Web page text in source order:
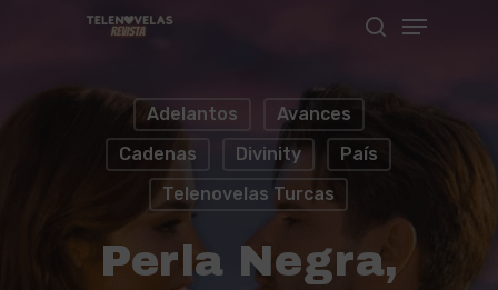
Menu
Adelantos
Avances
Cadenas
Divinity
País
Telenovelas Turcas
Perla Negra,